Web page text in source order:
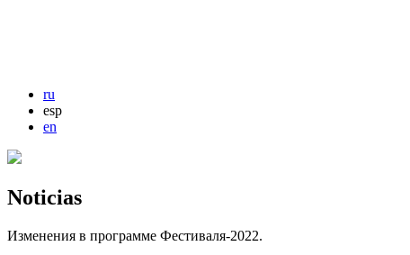
ru
esp
en
Noticias
Изменения в программе Фестиваля-2022.